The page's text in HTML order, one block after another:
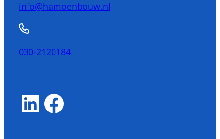
info@hamoenbouw.nl
030-2120184
LinkedIn Facebook